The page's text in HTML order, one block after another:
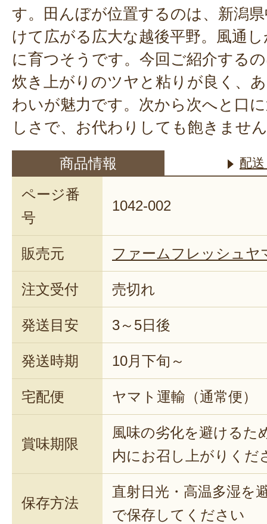
す。田んぼが位置するのは、新潟
けて広がる広大な越後平野。風通
に育つそうです。今回ご紹介する
炊き上がりのツヤと粘りが良く、
わいが魅力です。次から次へと口
しさで、お代わりしても飽きませ
商品情報 配
ページ番
号
1042-002
販売元 ファームフレッシュヤ
注文受付 売切れ
発送目安 3～5日後
発送時期 10月下旬～
宅配便 ヤマト運輸（通常便）
賞味期限
風味の劣化を避けるた
内にお召し上がりくだ
保存方法
直射日光・高温多湿を
で保存してください